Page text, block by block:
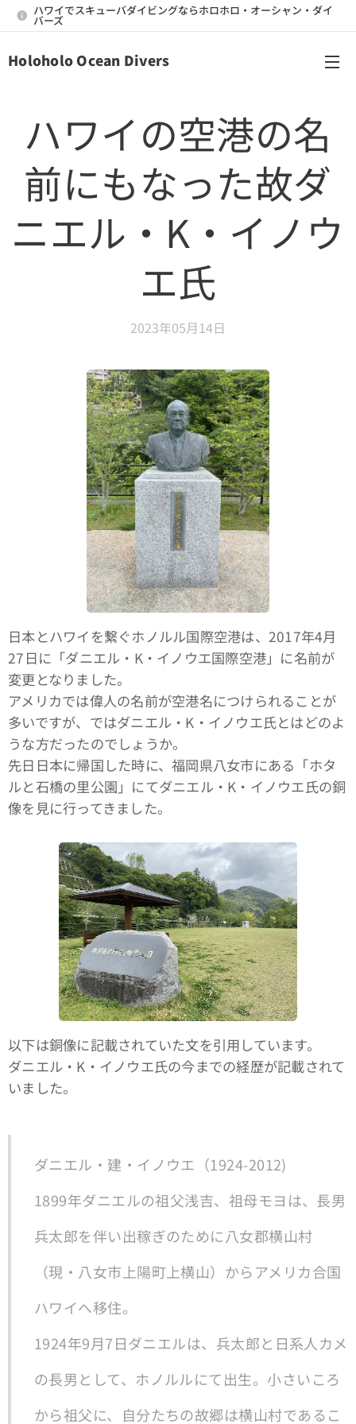
ハワイでスキューバダイビングならホロホロ・オーシャン・ダイ
バーズ
Holoholo Ocean Divers
ハワイの空港の名
前にもなった故ダ
ニエル・K・イノウ
エ氏
2023年05月14日
日本とハワイを繋ぐホノルル国際空港は、2017年4月
27日に「ダニエル・K・イノウエ国際空港」に名前が
変更となりました。
アメリカでは偉人の名前が空港名につけられることが
多いですが、ではダニエル・K・イノウエ氏とはどのよ
うな方だったのでしょうか。
先日日本に帰国した時に、福岡県八女市にある「ホタ
ルと石橋の里公園」にてダニエル・K・イノウエ氏の銅
像を見に行ってきました。
以下は銅像に記載されていた文を引用しています。
ダニエル・K・イノウエ氏の今までの経歴が記載されて
いました。
ダニエル・建・イノウエ（1924-2012)
1899年ダニエルの祖父浅吉、祖母モヨは、長男
兵太郎を伴い出稼ぎのために八女郡横山村
（現・八女市上陽町上横山）からアメリカ合国
ハワイへ移住。
1924年9月7日ダニエルは、兵太郎と日系人カメ
の長男として、ホノルルにて出生。小さいころ
から祖父に、自分たちの故郷は横山村であるこ